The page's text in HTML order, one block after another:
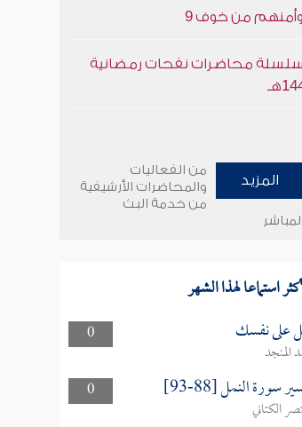
وأمنهم من خوف 9
سلسلة محاضرات نفحات رمضانية
المزيد
من الفعاليات
والمحاضرات الأرشيفية
من خدمة البث
استماعا لهذا الشهر
0 على نفسك
المنجد
0
سورة النمل [88-93]
الكتاني